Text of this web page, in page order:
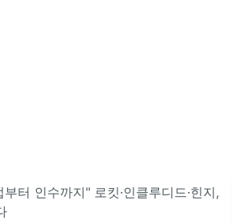
터 인수까지" 로킷·인클루디드·힌지,